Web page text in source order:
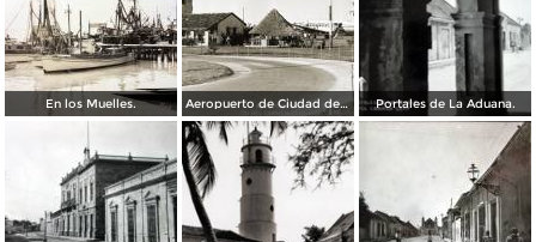
En los Muelles. Aeropuerto de Ciudad del Carmen Portales de La Aduana.